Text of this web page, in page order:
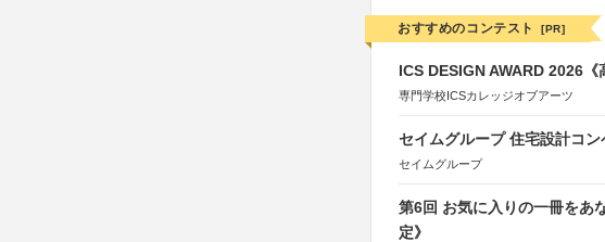
おすすめのコンテスト [PR]
ICS DESIGN AWARD 2026《
専門学校ICSカレッジオブアーツ
セイムグループ 住宅設計コン
セイムグループ
第6回 お気に入りの一冊をあ
定》